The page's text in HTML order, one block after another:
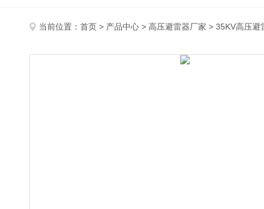
当前位置： 首页 > 产品中心 > 高压避雷器厂家 > 35KV高压避